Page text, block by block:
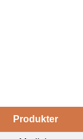
Produkter